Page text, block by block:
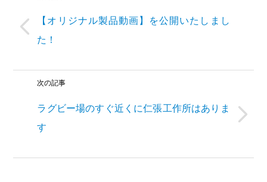
【オリジナル製品動画】を公開いたしまし
た！
次の記事
ラグビー場のすぐ近くに仁張工作所はありま
す